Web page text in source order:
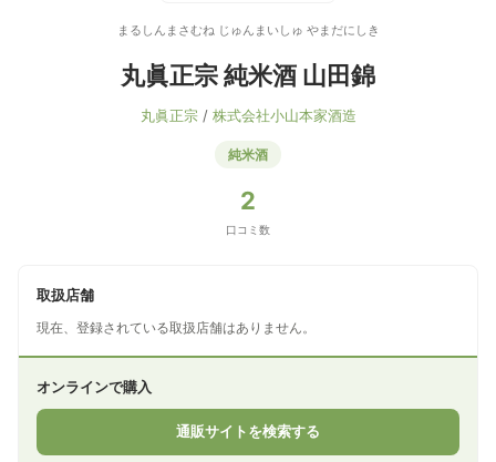
まるしんまさむね じゅんまいしゅ やまだにしき
丸眞正宗 純米酒 山田錦
丸眞正宗/ 株式会社小山本家酒造
純米酒
2
口コミ数
取扱店舗
現在、登録されている取扱店舗はありません。
オンラインで購入
通販サイトを検索する